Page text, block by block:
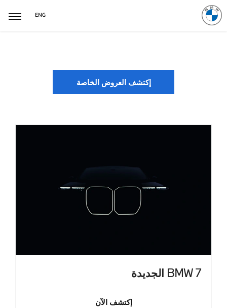
ENG
إكتشف العروض الخاصة
BMW 7 الجديدة
إكتشف الآن